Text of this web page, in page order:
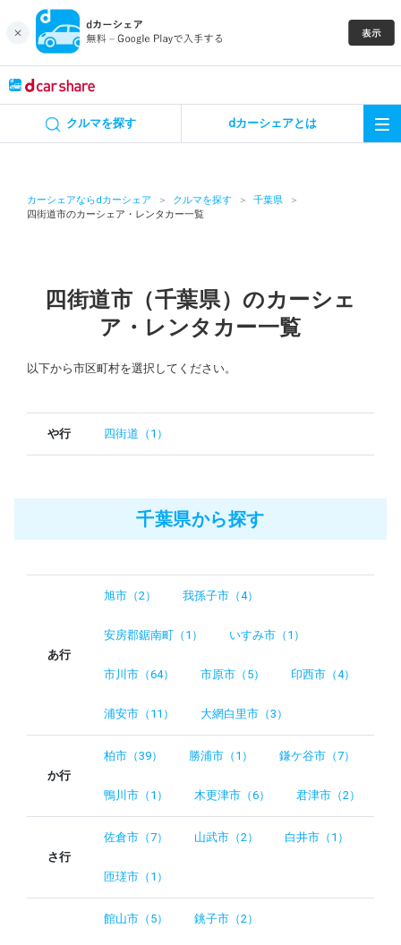
クルマを探す dカーシェアとは
カーシェアならdカーシェア クルマを探す
千葉県
四街道市のカーシェア・レンタカー一覧
四街道市（千葉県）のカーシェ
ア・レンタカー一覧
以下から市区町村を選択してください。
や行 四街道（1）
千葉県から探す
あ行
旭市（2） 我孫子市（4）
安房郡鋸南町（1） いすみ市（1）
市川市（64） 市原市（5） 印西市（4）
浦安市（11） 大網白里市（3）
か行
柏市（39） 勝浦市（1） 鎌ケ谷市（7）
鴨川市（1） 木更津市（6） 君津市（2）
さ行
佐倉市（7） 山武市（2） 白井市（1）
匝瑳市（1）
館山市（5） 銚子市（2）
カーシェア
特集
アプリの使い方